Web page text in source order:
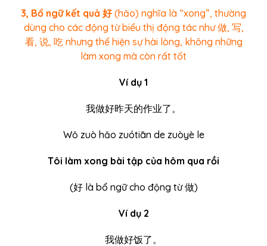
3, Bổ ngữ kết quả 好(hǎo) nghĩa là “xong”, thường
dùng cho các động từ biểu thị động tác như 做, 写,
看, 说, 吃 nhưng thể hiện sự hài lòng, không những
làm xong mà còn rất tốt
Ví dụ 1
我做好昨天的作业了。
Wǒ zuò hǎo zuótiān de zuòyè le
Tôi làm xong bài tập của hôm qua rồi
(好là bổ ngữ cho động từ 做)
Ví dụ 2
我做好饭了。